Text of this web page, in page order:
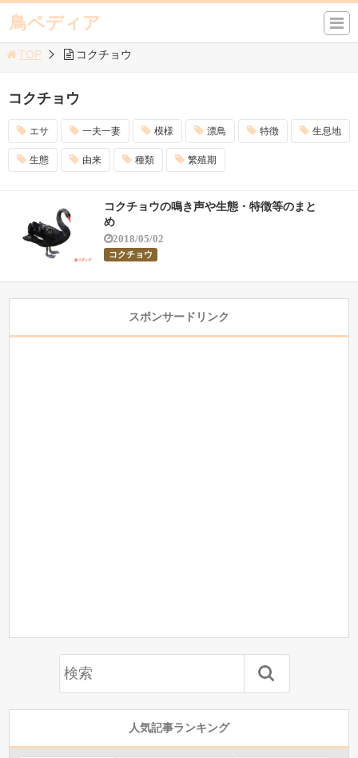
鳥ペディア
TOP コクチョウ
コクチョウ
エサ 一夫一妻 模様 漂鳥 特徴 生息地
生態 由来 種類 繁殖期
コクチョウの鳴き声や生態・特徴等のまと
め
2018/05/02
コクチョウ
スポンサードリンク
人気記事ランキング